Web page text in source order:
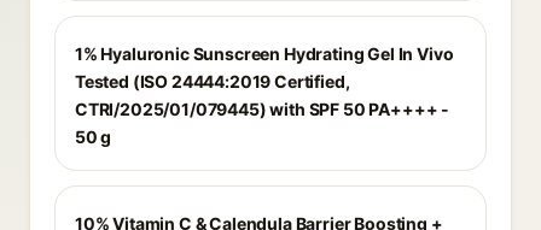
1% Hyaluronic Sunscreen Hydrating Gel In Vivo
Tested (ISO 24444:2019 Certified,
CTRI/2025/01/079445) with SPF 50 PA++++ -
50 g
10% Vitamin C & Calendula Barrier Boosting +